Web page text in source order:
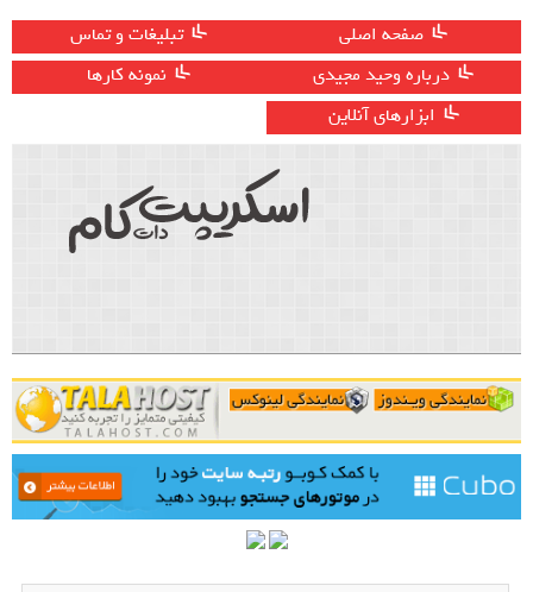
صفحه اصلی
تبلیغات و تماس
درباره وحید مجیدی
نمونه کارها
ابزارهای آنلاین